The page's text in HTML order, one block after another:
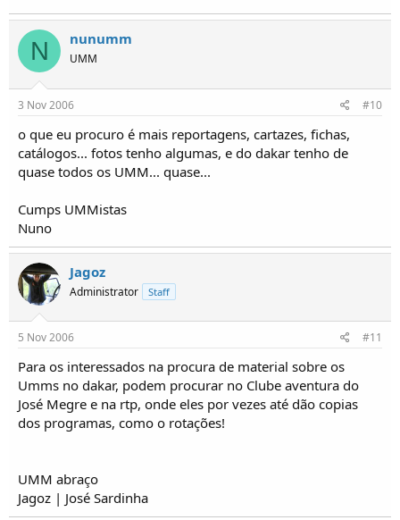
N nunumm
UMM
3 Nov 2006 #10
o que eu procuro é mais reportagens, cartazes, fichas,
catálogos... fotos tenho algumas, e do dakar tenho de
quase todos os UMM... quase...
Cumps UMMistas
Nuno
Jagoz
Administrator Staff
5 Nov 2006 #11
Para os interessados na procura de material sobre os
Umms no dakar, podem procurar no Clube aventura do
José Megre e na rtp, onde eles por vezes até dão copias
dos programas, como o rotações!
UMM abraço
Jagoz | José Sardinha